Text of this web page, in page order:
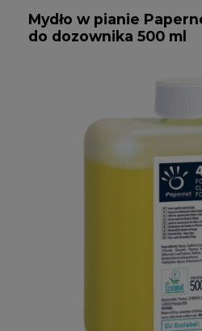
Mydło w pianie
do dozownika 500 ml